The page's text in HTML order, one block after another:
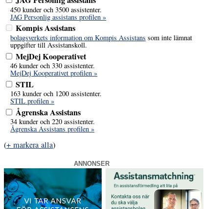
450 kunder och 3500 assistenter.
JAG Personlig assistans profilen »
Kompis Assistans
bolagsverkets information om Kompis Assistans som inte lämnat
uppgifter till Assistanskoll.
MejDej Kooperativet
46 kunder och 330 assistenter.
MejDej Kooperativet profilen »
STIL
163 kunder och 1200 assistenter.
STIL profilen »
Ågrenska Assistans
34 kunder och 220 assistenter.
Ågrenska Assistans profilen »
(+ markera alla)
ANNONSER